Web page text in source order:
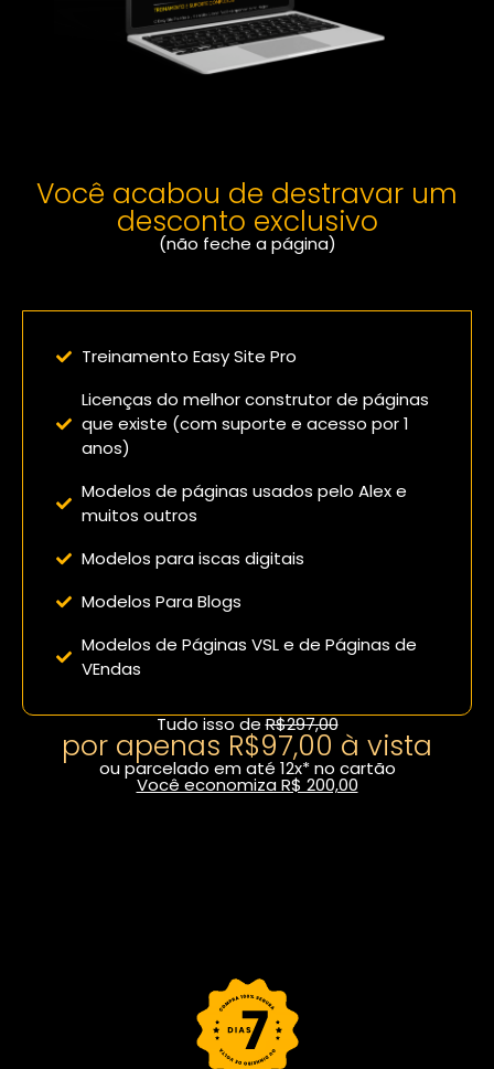
Você acabou de destravar um
desconto exclusivo
(não feche a página)
Confira o que você vai receber:
Treinamento Easy Site Pro
Licenças do melhor construtor de páginas
que existe (com suporte e acesso por 1
anos)
Modelos de páginas usados pelo Alex e
muitos outros
Modelos para iscas digitais
Modelos Para Blogs
Modelos de Páginas VSL e de Páginas de
VEndas
Tudo isso deR$297,00
por apenas R$97,00 à vista
ou parcelado em até 12x* no cartão
Você economiza R$ 200,00